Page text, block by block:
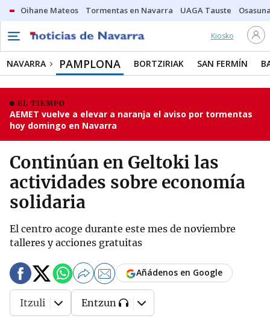
Oihane Mateos Tormentas en Navarra UAGA Tauste
Kiosko
NAVARRA PAMPLONA BORTZIRIAK SAN FERMÍN
EL TIEMPO
AEMET vuelve a elevar a naranja el aviso por tormentas
hoy domingo en Navarra
Continúan en Geltoki las
actividades sobre economía
solidaria
El centro acoge durante este mes de noviembre
talleres y acciones gratuitas
Añádenos en Google
Itzuli Entzun